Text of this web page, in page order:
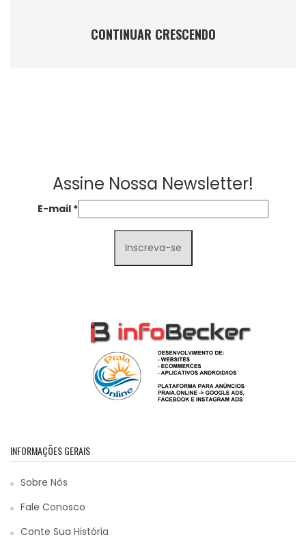
CONTINUAR CRESCENDO
Assine Nossa Newsletter!
E-mail *
INFORMAÇÕES GERAIS
Sobre Nós
Fale Conosco
Conte Sua História